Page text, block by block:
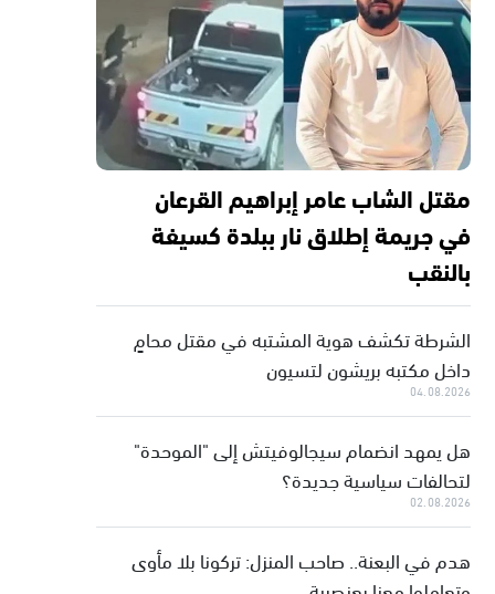
مقتل الشاب عامر إبراهيم القرعان
في جريمة إطلاق نار ببلدة كسيفة
بالنقب
الشرطة تكشف هوية المشتبه في مقتل محامٍ
داخل مكتبه بريشون لتسيون
04.08.2026
هل يمهد انضمام سيجالوفيتش إلى "الموحدة"
لتحالفات سياسية جديدة؟
02.08.2026
هدم في البعنة.. صاحب المنزل: تركونا بلا مأوى